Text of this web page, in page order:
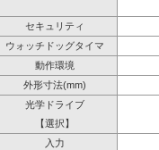
セキュリティ
ウォッチドッグタイマ
動作環境
外形寸法(mm)
光学ドライブ
【選択】
入力